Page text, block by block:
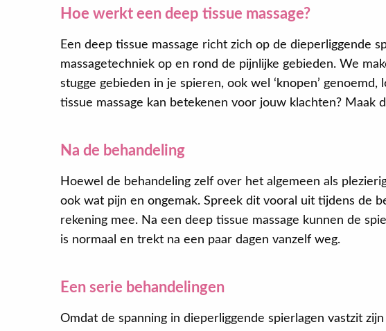
Hoe werkt een deep tissue massage?
Een deep tissue massage richt zich op de dieperliggende
massagetechniek op en rond de pijnlijke gebieden. We
stugge gebieden in je spieren, ook wel ‘knopen’
tissue massage kan betekenen voor jouw klachten? Maak
Na de behandeling
Hoewel de behandeling zelf over het algemeen als
ook wat pijn en ongemak. Spreek dit vooral uit tijdens de
rekening mee. Na een deep tissue massage kunnen de
is normaal en trekt na een paar dagen vanzelf weg.
Een serie behandelingen
Omdat de spanning in dieperliggende spierlagen vastzit